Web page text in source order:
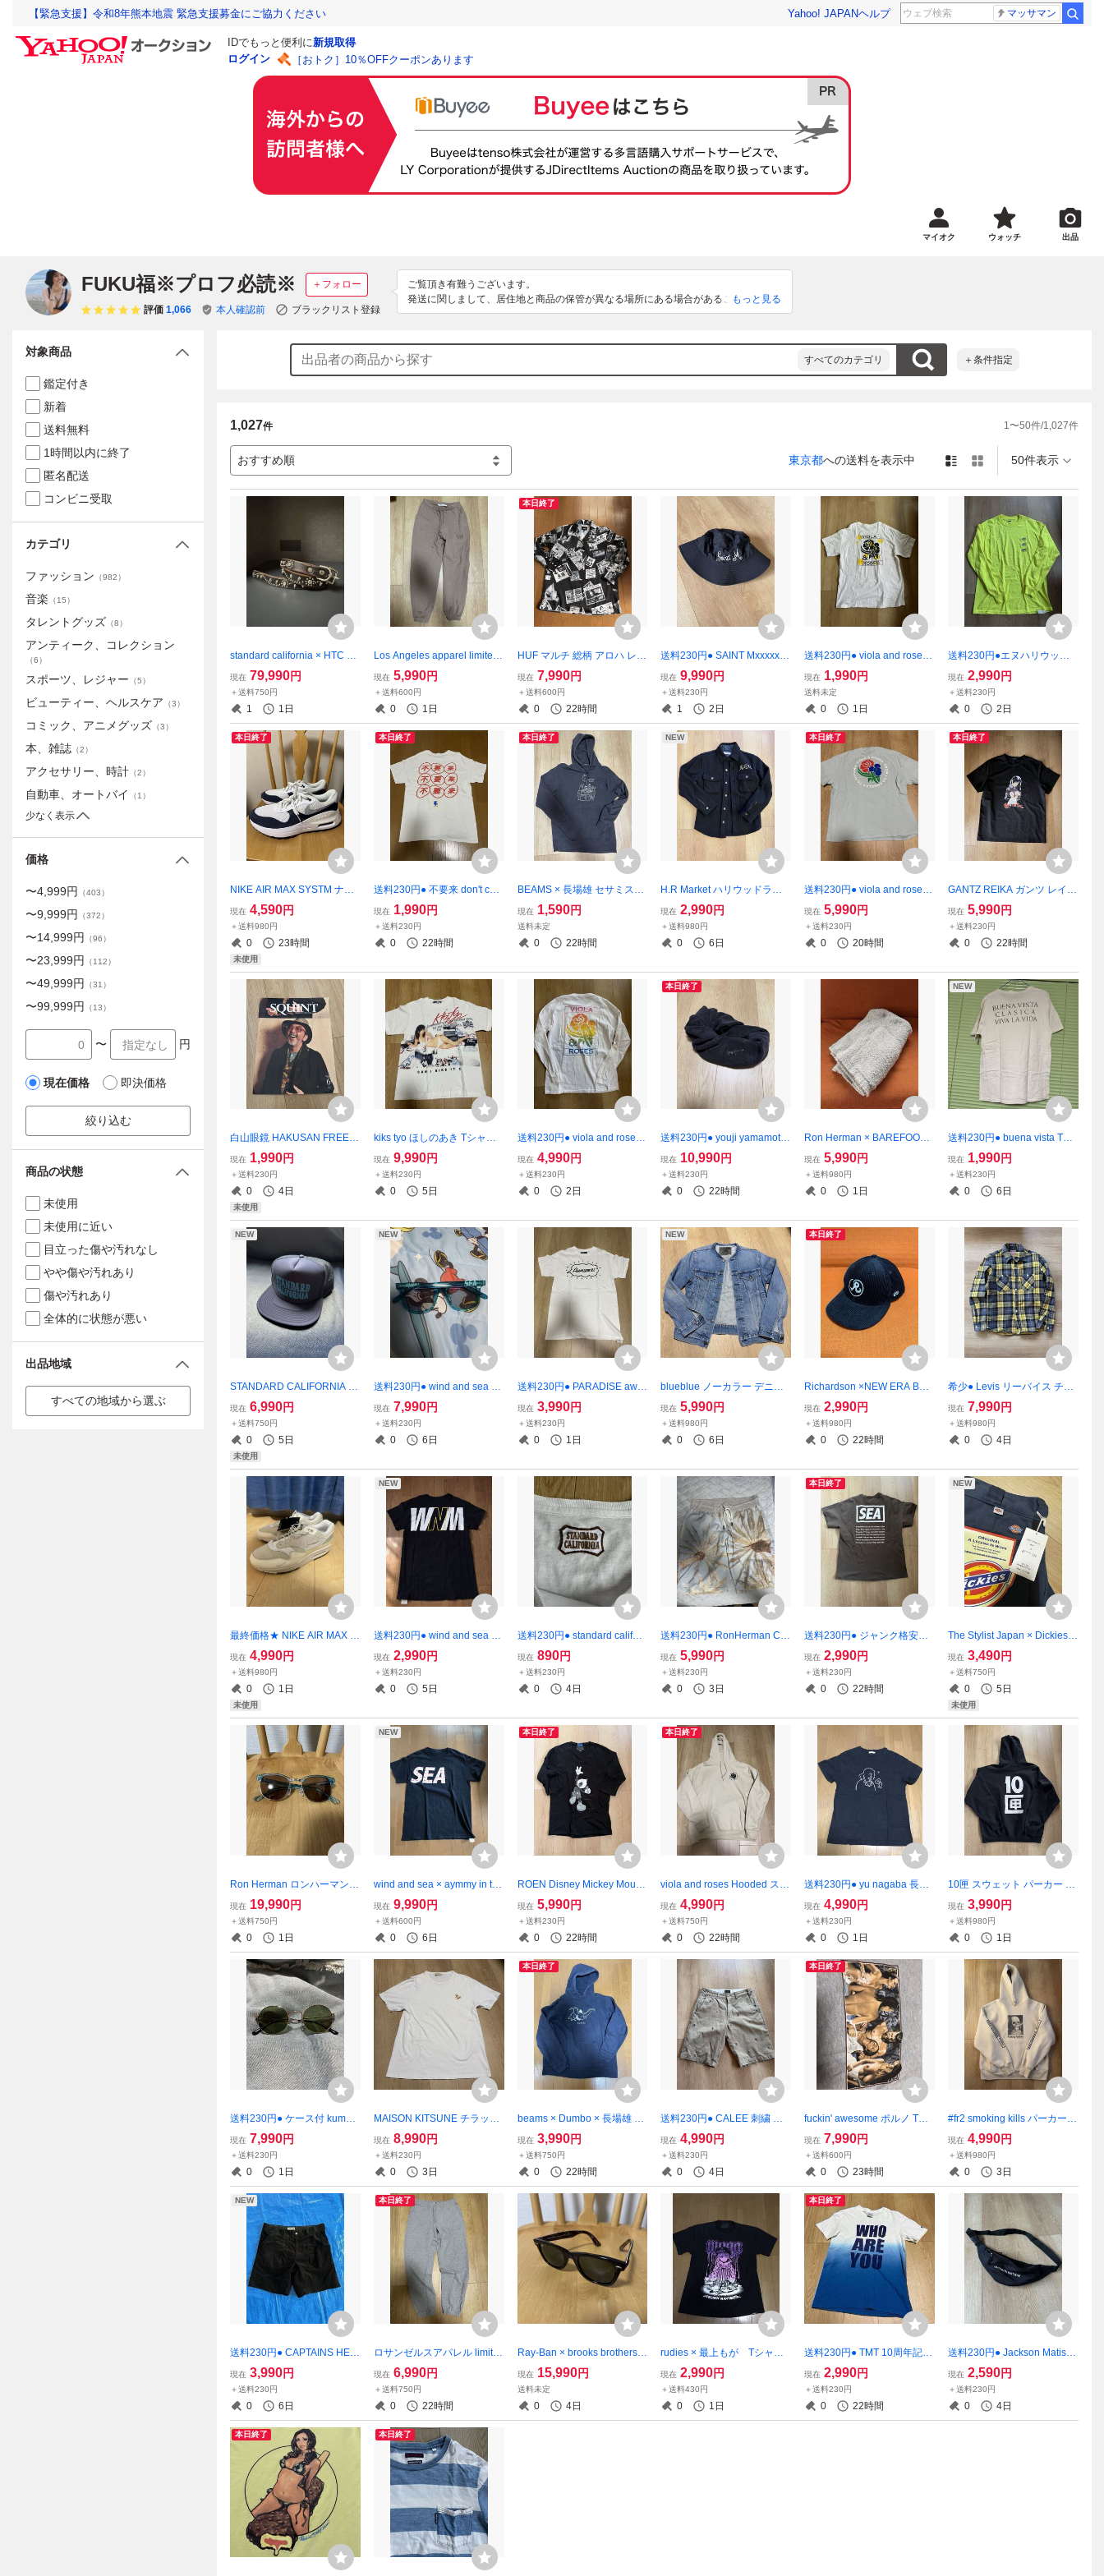
【緊急支援】令和8年熊本地震 緊急支援募金にご協力ください Yahoo! JAPANヘルプ マッサマン
IDでもっと便利に新規取得
ログイン
［おトク］10％OFFクーポンあります
マイオク ウォッチ 出品
FUKU福※プロフ必読※ ＋フォロー
評価 1,066 本人確認前 ブラックリスト登録
ご覧頂き有難うございます。
発送に関しまして、居住地と商品の保管が異なる場所にある場合があることや仕事の
都合上、出張にて自宅を留守にすることが多く発送遅延する場合もありますが、最後
ご質問等ありましたら、お気軽にお問い合わせ下さい。
服好きが高じて年数かけて増えてしまった服を整理する為、始めました。個人出品な
ので状態（長期保管している物もある為、経年劣化の可能性有）もあくまで素人主観
もっと見る
すべてのカテゴリ ＋条件指定
1,027件 1〜50件/1,027件
おすすめ順 東京都への送料を表示中 50件表示
standard california × HTC ス
タッズ ベルト スタンダード
カリフォルニア
現在 79,990円
＋送料750円
1 1日
Los Angeles apparel limited
edition スウェット パンツ S
ロサンゼルスアパレル ロス
アパ
現在 5,990円
＋送料600円
0 1日
本日終了
HUF マルチ 総柄 アロハ レデ
ィー ポルノガール シャツ
現在 7,990円
＋送料600円
0 22時間
送料230円● SAINT Mxxxxxx
セントマイケル 23SS ロゴ刺
バケットハット Saint Michae
現在 9,990円
＋送料230円
1 2日
送料230円● viola and roses
ドット Tシャツ XL
現在 1,990円
送料未定
0 1日
送料230円●エヌハリウッド ×
VANS ロングTシャツ ロンT
ミスターハリウッド
現在 2,990円
＋送料230円
0 2日
本日終了
NIKE AIR MAX SYSTM ナイ
キ ホワイト エア マックス ネ
イビー 28.5cm 10.5 箱無
現在 4,590円
＋送料980円
0 23時間
未使用
本日終了
送料230円● 不要来 don't com
e Tシャツ L
現在 1,990円
＋送料230円
0 22時間
本日終了
BEAMS × 長場雄 セサミスト
リート スウェット パーカー
M yu nagaba
現在 1,590円
送料未定
0 22時間
NEW
H.R Market ハリウッドラン
チマーケット CPO ウール シ
ャツジャケット ハリラン blu
eblue ブルーブルー 1 ハリラ
ン代官山購入 HRM
現在 2,990円
＋送料980円
0 6日
本日終了
送料230円● viola and roses
× Mr.gentleman Tシャツ S ミ
スタージェントルマン
現在 5,990円
＋送料230円
0 20時間
本日終了
GANTZ REIKA ガンツ レイカ
アニメ Tシャツ size:M OKU
HIROYA
現在 5,990円
＋送料230円
0 22時間
白山眼鏡 HAKUSAN FREE M
AGAZINE“SQUINT”SPECIAL
ISSUE vol.6 フリーマガジン
大久保篤志 スタイリストジ
ャパン
現在 1,990円
＋送料230円
0 4日
未使用
kiks tyo ほしのあき Tシャツ
グラビア M
現在 9,990円
＋送料230円
0 5日
送料230円● viola and roses
レインボー ロングTシャツ
ロンT L
現在 4,990円
＋送料230円
0 2日
本日終了
送料230円● youji yamamoto
タオルターバン ヘアバンド
ネックウォーマー ヨウジヤ
マモト スヌード
現在 10,990円
＋送料230円
0 22時間
Ron Herman × BAREFOOT
DREAMS ロンハーマン ベア
フット ロゴ ボア パイル スト
ール ブランケット
現在 5,990円
＋送料980円
0 1日
NEW
送料230円● buena vista Tシ
ャツ M ブエナビスタ
現在 1,990円
＋送料230円
0 6日
NEW
STANDARD CALIFORNIA グ
リーンルーム2023 限定 キャ
ップ スタンダードカリフォ
ルニア
現在 6,990円
＋送料750円
0 5日
未使用
NEW
送料230円● wind and sea サ
ングラス メガネ ウィンダン
シー ロゴ白
現在 7,990円
＋送料230円
0 6日
送料230円● PARADISE awe
some! Tシャツ M タグ付 パラ
ダイス casba CASBA カスバ
増田令子
現在 3,990円
＋送料230円
0 1日
NEW
blueblue ノーカラー デニム
ジャケット Gジャン 2 ハリウ
ッドランチマーケット ハリ
ラン BLUE BLUE ブルーブル
ー
現在 5,990円
＋送料980円
0 6日
本日終了
Richardson ×NEW ERA BB
キャップ リチャードソン
現在 2,990円
＋送料980円
0 22時間
希少● Levis リーバイス チェ
ック ヘビー ネル シャツ size:
M ウエスタンシャツ
現在 7,990円
＋送料980円
0 4日
最終価格★ NIKE AIR MAX 1
PRM No Bubble Hangul Day
エアマックス1 ノーバブル ハ
ングルデイ スニーカー 28cm
箱無
現在 4,990円
＋送料980円
0 1日
未使用
NEW
送料230円● wind and sea ×
MADNESS Tシャツ S ウイン
ダンシー
現在 2,990円
＋送料230円
0 5日
送料230円● standard californ
ia プレーン Tシャツ xs 無地
スタンダードカリフォルニア
現在 890円
＋送料230円
0 4日
送料230円● RonHerman Cal
ifornia ロンハーマン RHC ×
T&C タウンアンドカントリ
ー アロハ柄 スウェットパン
ツ ショーツ S
現在 5,990円
＋送料230円
0 3日
本日終了
送料230円● ジャンク格安★
wind and sea casetify Tシャ
ツ XL ウィンダンシー
現在 2,990円
＋送料230円
0 22時間
NEW
The Stylist Japan × Dickies
ワーク パンツ チノパン size:
S スタイリストジャパン ディ
ッキーズ
現在 3,490円
＋送料750円
0 5日
未使用
Ron Herman ロンハーマン ×
金子眼鏡 サングラス クリア
ブルー グラデーション RHC
現在 19,990円
＋送料750円
0 1日
NEW
wind and sea × aymmy in the
batty girls Cherry Tee M Tシ
ャツ さくらんぼ windandsea
ウインダンシー
現在 9,990円
＋送料600円
0 6日
本日終了
ROEN Disney Mickey Mouse
ディズニー ミッキー 44 Tシ
ャツ 03 ロエン
現在 5,990円
＋送料230円
0 22時間
本日終了
viola and roses Hooded スウ
ェット パーカー M VIOLA&R
OSES
現在 4,990円
＋送料750円
0 22時間
送料230円● yu nagaba 長場
雄 × KOE ドーナツ Tシャツ
現在 4,990円
＋送料230円
0 1日
10匣 スウェット パーカー ブ
ラック XL hoodie フーディー
現在 3,990円
＋送料980円
0 1日
送料230円● ケース付 kumag
ai takashi サングラス ラウン
ド 丸眼鏡
現在 7,990円
＋送料230円
0 1日
MAISON KITSUNE チラック
ス Tシャツ XL メゾンキツ
ネ chillax
現在 8,990円
＋送料230円
0 3日
本日終了
beams × Dumbo × 長場雄 ス
ウェット パーカー XL yu nag
aba ダンボ
現在 3,990円
＋送料750円
0 22時間
送料230円● CALEE 刺繍 ブ
ルドッグ チノ ハーフパンツ
ショートパンツ calee キャリ
ー
現在 4,990円
＋送料230円
0 4日
本日終了
fuckin' awesome ポルノ Tシ
ャツ S ファッキンオーサム
現在 7,990円
＋送料600円
0 23時間
#fr2 smoking kills パーカー
骸骨 スカル M FR2 sample
現在 4,990円
＋送料980円
0 3日
NEW
送料230円● CAPTAINS HEL
M ショートパンツ ハーフパ
ンツ キャプテンズヘルム XL
現在 3,990円
＋送料230円
0 6日
本日終了
ロサンゼルスアパレル limite
d edition 刺繍ロゴ スウェッ
トパンツ M
現在 6,990円
＋送料750円
0 22時間
Ray-Ban × brooks brothers
ウェイファーラー サングラ
ス レイバン ブルックスブラ
ザーズ RB2140 1075 5022
3N MADE IN ITALY WAYFAR
現在 15,990円
送料未定
0 4日
rudies × 最上もが Tシャツ
現在 2,990円
＋送料430円
0 1日
本日終了
送料230円● TMT 10周年記念
who are you Tシャツ L グラ
デーション 10th anniversary
現在 2,990円
＋送料230円
0 22時間
送料230円● Jackson Matisse
ウエストポーチ ボディバッ
グ ジャクソンマティス ウエ
ストバッグ
現在 2,590円
＋送料230円
0 4日
本日終了 本日終了
対象商品
鑑定付き
新着
送料無料
1時間以内に終了
匿名配送
コンビニ受取
カテゴリ
ファッション （982）
音楽 （15）
タレントグッズ （8）
アンティーク、コレクション
（6）
スポーツ、レジャー （5）
ビューティー、ヘルスケア （3）
コミック、アニメグッズ （3）
本、雑誌 （2）
アクセサリー、時計 （2）
自動車、オートバイ （1 ）
少なく表示
価格
〜4,999円 （403）
〜9,999円 （372）
〜14,999円 （96）
〜23,999円 （112）
〜49,999円 （31 ）
〜99,999円 （13）
〜 円
現在価格 即決価格
絞り込む
商品の状態
未使用
未使用に近い
目立った傷や汚れなし
やや傷や汚れあり
傷や汚れあり
全体的に状態が悪い
出品地域
すべての地域から選ぶ